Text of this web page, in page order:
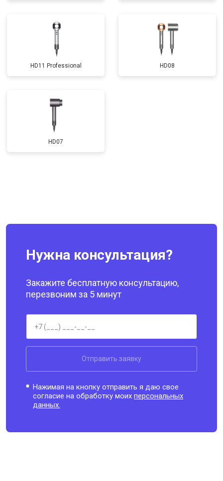
HD11 Professional HD08
HD07
Нужна консультация?
Закажите бесплатную консультацию,
перезвоним за 5 минут
Отправить заявку
Нажимая на кнопку отправить я даю свое
согласие на обработку моихперсональных
данных.